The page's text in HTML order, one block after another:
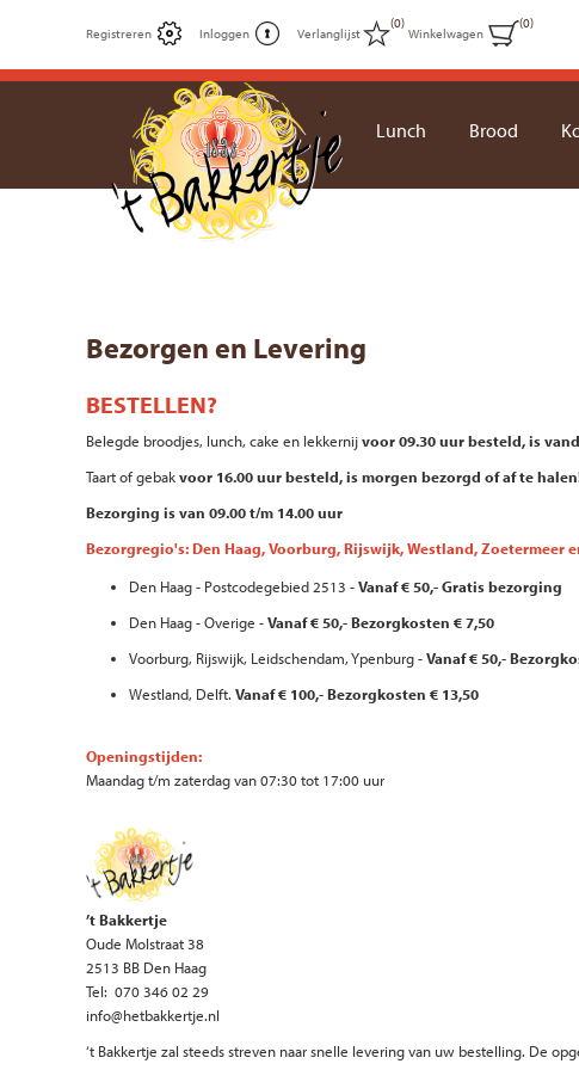
Registreren Inloggen Verlanglijst
(0)
Winkelwagen
(0)
Lunch Brood
Bezorgen en Levering
BESTELLEN?
Belegde broodjes, lunch, cake en lekkernijvoor 09.30 uur besteld, is
Taart of gebakvoor 16.00 uur besteld, is morgen bezorgd of af te
Bezorging is van 09.00 t/m 14.00 uur
Bezorgregio's: Den Haag, Voorburg, Rijswijk, Westland, Zoetermeer
Den Haag - Postcodegebied 2513 -Vanaf € 50,- Gratis bezorging
Den Haag - Overige -Vanaf € 50,- Bezorgkosten € 7,50
Voorburg, Rijswijk, Leidschendam, Ypenburg -Vanaf € 50,-
Westland, Delft. Vanaf € 100,- Bezorgkosten € 13,50
Openingstijden:
Maandag t/m zaterdag van 07:30 tot 17:00 uur
’t Bakkertje
Oude Molstraat 38
2513 BB Den Haag
Tel: 070 346 02 29
info@hetbakkertje.nl
‘t Bakkertje zal steeds streven naar snelle levering van uw bestelling. De